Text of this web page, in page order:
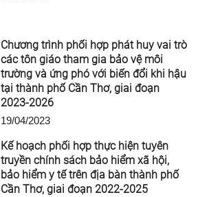
Chương trình phối hợp phát huy vai trò
các tôn giáo tham gia bảo vệ môi
trường và ứng phó với biến đổi khi hậu
tại thành phố Cần Thơ, giai đoạn
2023-2026
19/04/2023
Kế hoạch phối hợp thực hiện tuyên
truyền chính sách bảo hiểm xã hội,
bảo hiểm y tế trên địa bàn thành phố
Cần Thơ, giai đoạn 2022-2025